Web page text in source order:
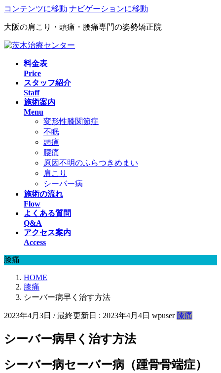
コンテンツに移動 ナビゲーションに移動
大阪の肩こり・頭痛・腰痛専門の姿勢矯正院
料金表
Price
スタッフ紹介
Staff
施術案内
Menu
変形性膝関節症
不眠
頭痛
腰痛
原因不明のふらつきめまい
肩こり
シーバー病
施術の流れ
Flow
よくある質問
Q&A
アクセス案内
Access
膝痛
HOME
膝痛
シーバー病早く治す方法
2023年4月3日 / 最終更新日 : 2023年4月4日 wpuser 膝痛
シーバー病早く治す方法
シーバー病セーバー病（踵骨骨端症）